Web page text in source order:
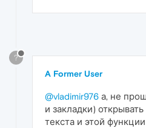
?
A Former User
@vladimir976 а, не
и закладки)
текста и этой